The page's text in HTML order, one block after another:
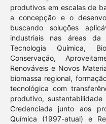
produtivos em escalas de
a concepção e o
buscando soluções
industriais nas áreas da
Tecnologia Química,
Conservação,
Renováveis e Novos
biomassa regional,
tecnológica com
produtivo,
Credenciada junto aos
Química (1997-atual) e